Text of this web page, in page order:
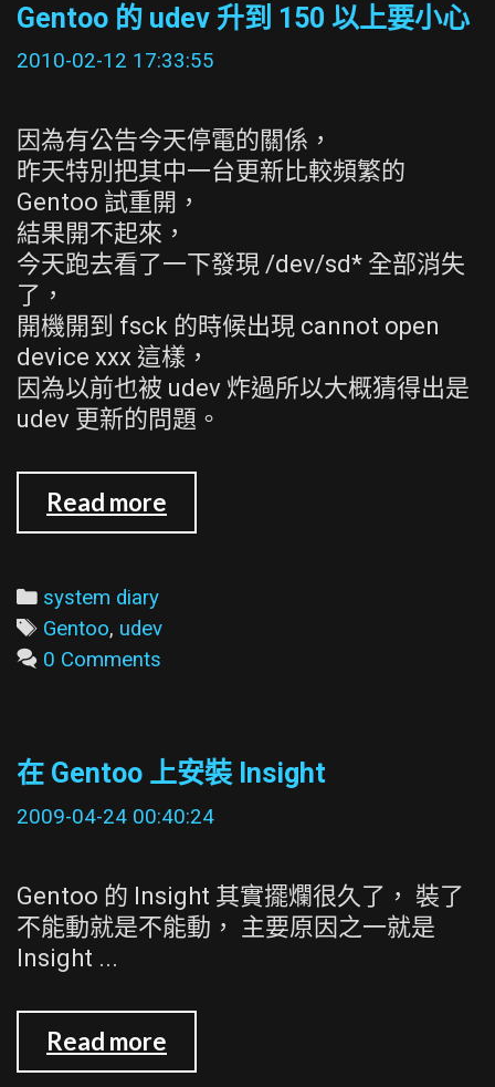
是
POSIX
Gentoo 的 udev 升到 150 以上要小心
2010-02-12 17:33:55
因為有公告今天停電的關係，
昨天特別把其中一台更新比較頻繁的
Gentoo 試重開，
結果開不起來，
今天跑去看了一下發現 /dev/sd* 全部消失
了，
開機開到 fsck 的時候出現 cannot open
device xxx 這樣，
因為以前也被 udev 炸過所以大概猜得出是
udev 更新的問題。
Read more
的
小
心
Categories
system diary
Tags
Gentoo, udev
0 Comments
在 Gentoo 上安裝 Insight
2009-04-24 00:40:24
Gentoo 的 Insight 其實擺爛很久了， 裝了
不能動就是不能動， 主要原因之一就是
Insight ...
Read more
Gentoo